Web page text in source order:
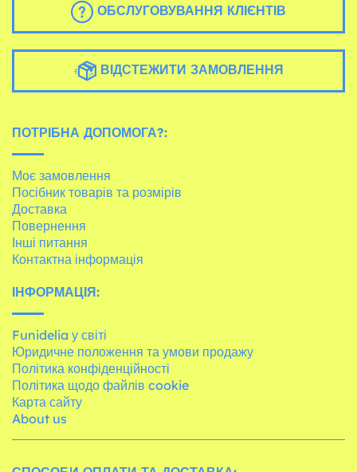
ОБСЛУГОВУВАННЯ КЛІЄНТІВ
ВІДСТЕЖИТИ ЗАМОВЛЕННЯ
ПОТРІБНА ДОПОМОГА?:
Моє замовлення
Посібник товарів та розмірів
Доставка
Повернення
Інші питання
Контактна інформація
ІНФОРМАЦІЯ:
Funidelia у світі
Юридичне положення та умови продажу
Політика конфіденційності
Політика щодо файлів cookie
Карта сайту
About us